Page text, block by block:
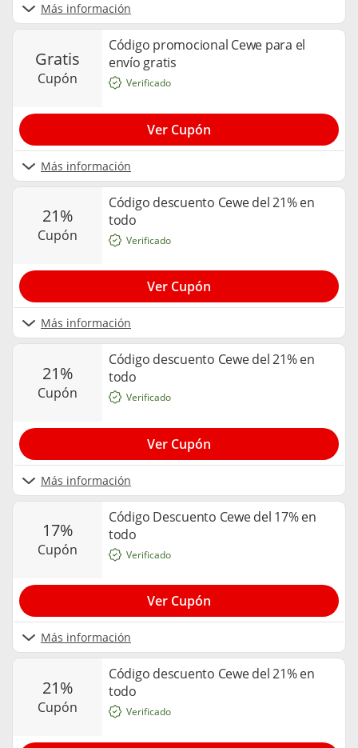
Más información
gratis
cupón
Código promocional Cewe para el
envío gratis
Más información
Verificado
Ver Cupón
21%
cupón
Código descuento Cewe del 21% en
todo
Más información
Verificado
Ver Cupón
21%
cupón
Código descuento Cewe del 21% en
todo
Más información
Verificado
Ver Cupón
17%
cupón
Código Descuento Cewe del 17% en
todo
Más información
Verificado
Ver Cupón
21%
cupón
Código descuento Cewe del 21% en
todo
Verificado